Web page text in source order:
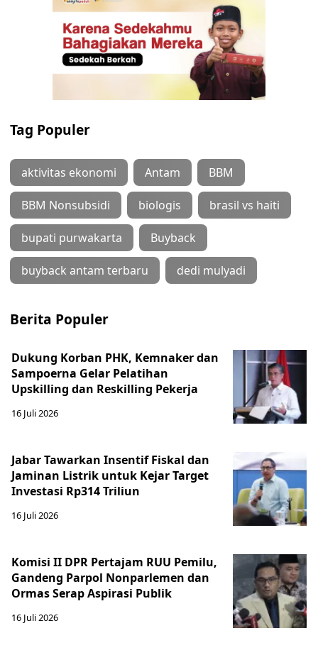
Tag Populer
aktivitas ekonomi Antam BBM
BBM Nonsubsidi biologis brasil vs haiti
bupati purwakarta Buyback
buyback antam terbaru dedi mulyadi
Berita Populer
Dukung Korban PHK, Kemnaker dan
Sampoerna Gelar Pelatihan
Upskilling dan Reskilling Pekerja
16 Juli 2026
Jabar Tawarkan Insentif Fiskal dan
Jaminan Listrik untuk Kejar Target
Investasi Rp314 Triliun
16 Juli 2026
Komisi II DPR Pertajam RUU Pemilu,
Gandeng Parpol Nonparlemen dan
Ormas Serap Aspirasi Publik
16 Juli 2026